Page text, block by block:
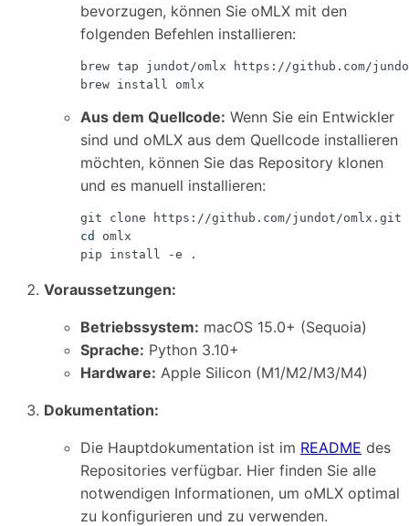
bevorzugen, können Sie oMLX mit den
folgenden Befehlen installieren:
Aus dem Quellcode: Wenn Sie ein Entwickler
sind und oMLX aus dem Quellcode installieren
möchten, können Sie das Repository klonen
und es manuell installieren:
cd
Voraussetzungen:
Betriebssystem: macOS 15.0+ (Sequoia)
Sprache: Python 3.10+
Hardware: Apple Silicon (M1/M2/M3/M4)
Dokumentation:
Die Hauptdokumentation ist im README des
Repositories verfügbar. Hier finden Sie alle
notwendigen Informationen, um oMLX optimal
zu konfigurieren und zu verwenden.